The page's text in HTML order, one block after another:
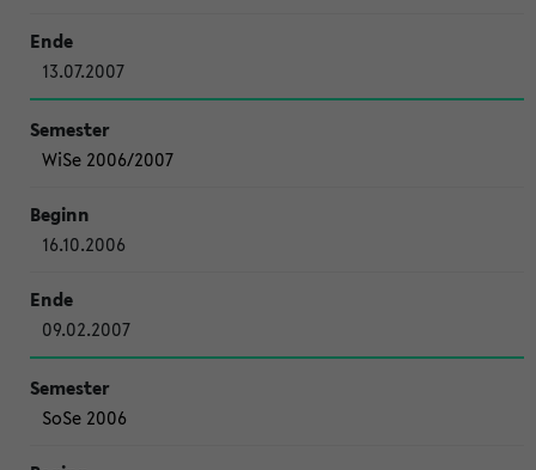
13.07.2007
WiSe 2006/2007
16.10.2006
09.02.2007
SoSe 2006